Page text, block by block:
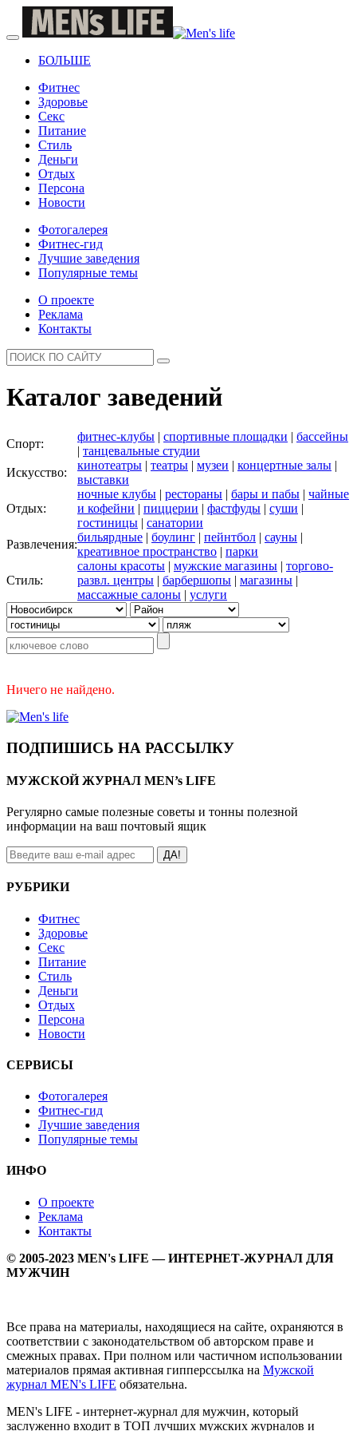
БОЛЬШЕ
Фитнес
Здоровье
Секс
Питание
Стиль
Деньги
Отдых
Персона
Новости
Фотогалерея
Фитнес-гид
Лучшие заведения
Популярные темы
О проекте
Реклама
Контакты
Каталог заведений
Спорт:
фитнес-клубы | спортивные площадки | бассейны
| танцевальные студии
Искусство:
кинотеатры | театры | музеи | концертные залы |
выставки
Отдых:
ночные клубы | рестораны | бары и пабы | чайные
и кофейни | пиццерии | фастфуды | суши |
гостиницы | санатории
Развлечения:
бильярдные | боулинг | пейнтбол | сауны |
креативное пространство | парки
Стиль:
салоны красоты | мужские магазины | торгово-
развл. центры | барбершопы | магазины |
массажные салоны | услуги
Ничего не найдено.
ПОДПИШИСЬ НА РАССЫЛКУ
МУЖСКОЙ ЖУРНАЛ MEN’s LIFE
Регулярно самые полезные советы и тонны полезной
информации на ваш почтовый ящик
ДА!
РУБРИКИ
Фитнес
Здоровье
Секс
Питание
Стиль
Деньги
Отдых
Персона
Новости
СЕРВИСЫ
Фотогалерея
Фитнес-гид
Лучшие заведения
Популярные темы
ИНФО
О проекте
Реклама
Контакты
© 2005-2023 MEN's LIFE — ИНТЕРНЕТ-ЖУРНАЛ ДЛЯ
МУЖЧИН
Все права на материалы, находящиеся на сайте, охраняются в
соответствии с законодательством об авторском праве и
смежных правах. При полном или частичном использовании
материалов прямая активная гипперссылка на Мужской
журнал MEN's LIFE обязательна.
MEN's LIFE - интернет-журнал для мужчин, который
заслуженно входит в ТОП лучших мужских журналов и